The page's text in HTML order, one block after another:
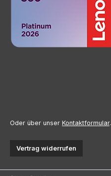
Oder über unser Kontaktformular.
Vertrag widerrufen